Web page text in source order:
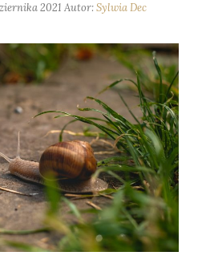
2021 Autor:Sylwia Dec